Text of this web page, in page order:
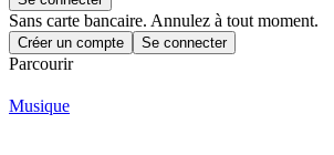
Sans carte bancaire. Annulez à tout moment.
Créer un compte Se connecter
Parcourir
Musique